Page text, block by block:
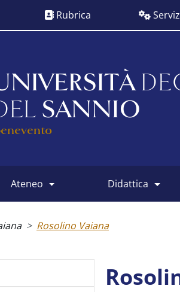
Rubrica
SANNIO
ateneo didattica
Rosolino Vaiana